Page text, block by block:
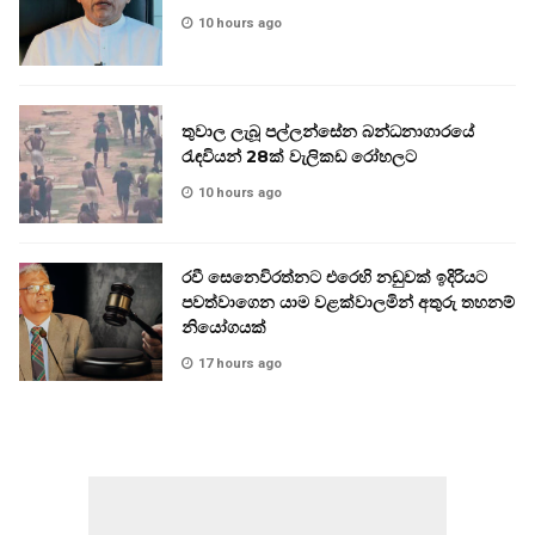
10 hours ago
තුවාල ලැබූ පල්ලන්සේන බන්ධනාගාරයේ
රැඳවියන් 28ක් වැලිකඩ රෝහලට
10 hours ago
රවී සෙනෙවිරත්නට එරෙහි නඩුවක් ඉදිරියට
පවත්වාගෙන යාම වළක්වාලමින් අතුරු තහනම්
නියෝගයක්
17 hours ago